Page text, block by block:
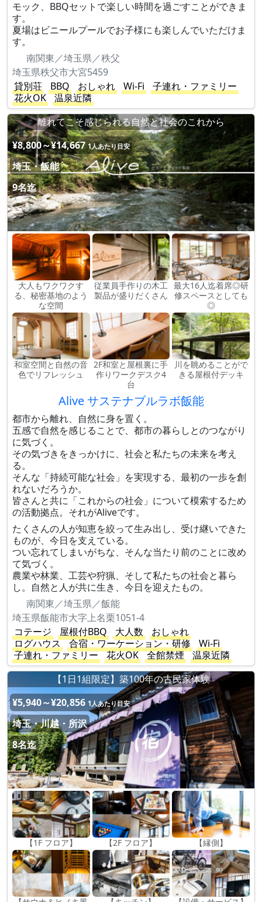
モック、BBQセットで楽しい時間を過ごすことができま
す。
夏場はビニールプールでお子様にも楽しんでいただけま
す。
南関東／埼玉県／秩父
埼玉県秩父市大宮5459
貸別荘
BBQ おしゃれ Wi-Fi
子連れ・ファミリー
花火OK
温泉近隣
離れてこそ感じられる自然と社会のこれから
¥8,800～¥14,667 1人あたり目安
埼玉・飯能
9名迄
大人もワクワクす
る、秘密基地のよう
な空間
従業員手作りの木工
製品が盛りだくさん
最大16人迄着席◎研
修スペースとしても
◎
和室空間と自然の音
色でリフレッシュ
2F和室と屋根裏に手
作りワークデスク4
台
川を眺めることがで
きる屋根付デッキ
Alive サステナブルラボ飯能
都市から離れ、自然に身を置く。
五感で自然を感じることで、都市の暮らしとのつながり
に気づく。
その気づきをきっかけに、社会と私たちの未来を考え
る。
そんな「持続可能な社会」を実現する、最初の一歩を創
れないだろうか。
皆さんと共に「これからの社会」について模索するため
の活動拠点。それがAliveです。
たくさんの人が知恵を絞って生み出し、受け継いできた
ものが、今日を支えている。
つい忘れてしまいがちな、そんな当たり前のことに改め
て気づく。
農業や林業、工芸や狩猟、そして私たちの社会と暮ら
し。自然と人が共に生き、今日を迎えたもの。
南関東／埼玉県／飯能
埼玉県飯能市大字上名栗1051-4
コテージ
屋根付BBQ 大人数
おしゃれ
ログハウス
合宿・ワーケーション・研修
Wi-Fi
子連れ・ファミリー
花火OK 全館禁煙
温泉近隣
【1日1組限定】築100年の古民家体験
¥5,940～¥20,856 1人あたり目安
埼玉・川越・所沢
8名迄
【1F フロア】 【2F フロア】 【縁側】